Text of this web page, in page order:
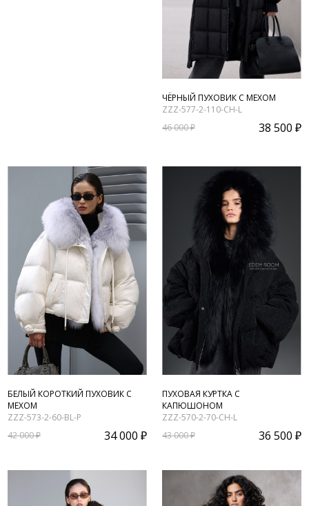
ЧЁРНЫЙ ПУХОВИК С МЕХОМ
ZZZ-577-2-110-CH-L
46 000 ₽
38 500 ₽
БЕЛЫЙ КОРОТКИЙ ПУХОВИК С
МЕХОМ
ZZZ-573-2-60-BL-P
42 000 ₽
34 000 ₽
ПУХОВАЯ КУРТКА С
КАПЮШОНОМ
ZZZ-570-2-70-CH-L
43 000 ₽
36 500 ₽